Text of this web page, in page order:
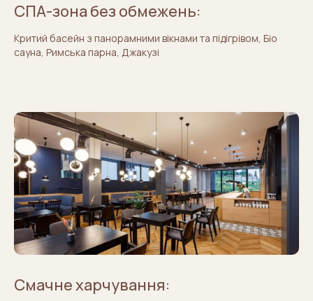
СПА-зона без обмежень:
Критий басейн з панорамними вікнами та підігрівом, Біо
сауна, Римська парна, Джакузі
Смачне харчування: